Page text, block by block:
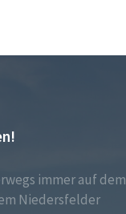
immer auf dem
Niedersfelder